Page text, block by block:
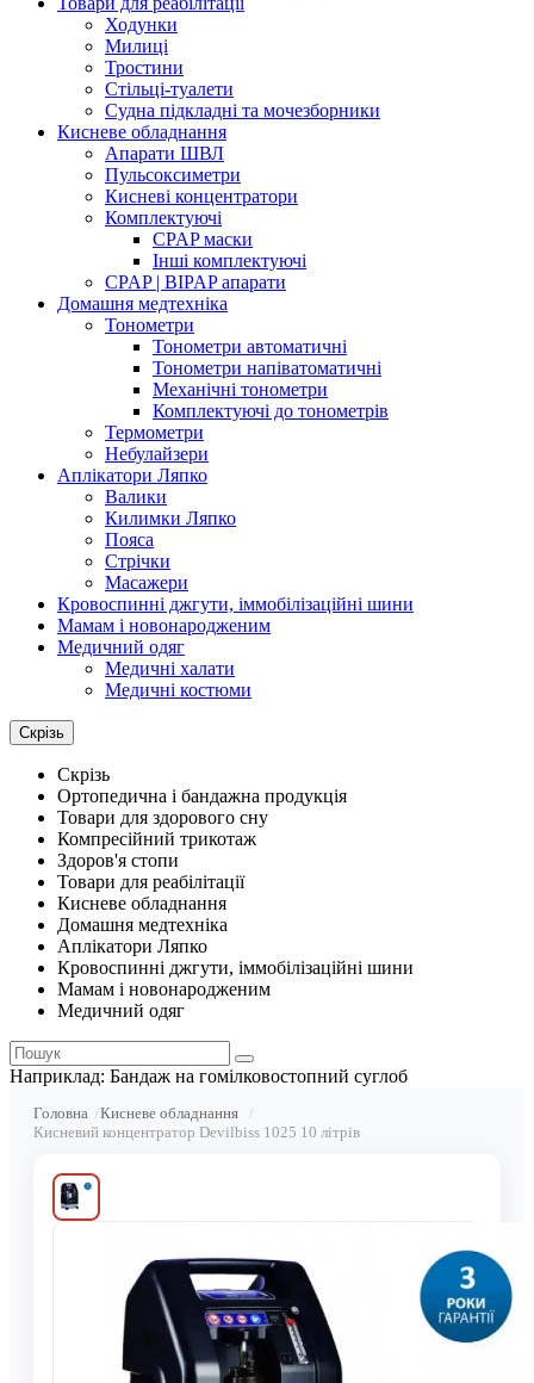
Ходунки
Милиці
Тростини
Стільці-туалети
Судна підкладні та мочезборники
Кисневе обладнання
Апарати ШВЛ
Пульсоксиметри
Кисневі концентратори
Комплектуючі
CPAP маски
Інші комплектуючі
CPAP | BIPAP апарати
Домашня медтехніка
Тонометри
Тонометри автоматичні
Тонометри напіватоматичні
Механічні тонометри
Комплектуючі до тонометрів
Термометри
Небулайзери
Аплікатори Ляпко
Валики
Килимки Ляпко
Пояса
Стрічки
Масажери
Кровоспинні джгути, іммобілізаційні шини
Мамам і новонародженим
Медичний одяг
Медичні халати
Медичні костюми
Скрізь
Скрізь
Ортопедична і бандажна продукція
Товари для здорового сну
Компресійний трикотаж
Здоров'я стопи
Товари для реабілітації
Кисневе обладнання
Домашня медтехніка
Аплікатори Ляпко
Кровоспинні джгути, іммобілізаційні шини
Мамам і новонародженим
Медичний одяг
Наприклад: Бандаж на гомілковостопний суглоб
Головна
Кисневе обладнання
Кисневий концентратор Devilbiss 1025 10 літрів